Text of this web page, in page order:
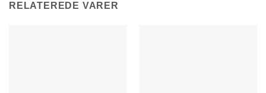
RELATEREDE VARER